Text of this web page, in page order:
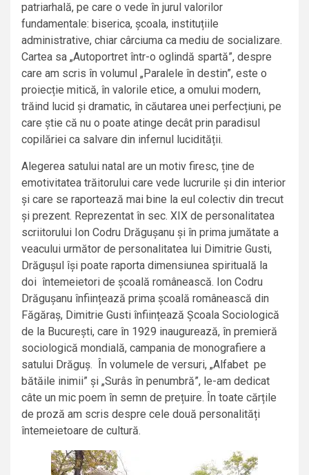
patriarhală, pe care o vede în jurul valorilor
fundamentale: biserica, școala, instituțiile
administrative, chiar cârciuma ca mediu de socializare.
Cartea sa „Autoportret într-o oglindă spartă”, despre
care am scris în volumul „Paralele în destin”, este o
proiecție mitică, în valorile etice, a omului modern,
trăind lucid și dramatic, în căutarea unei perfecțiuni, pe
care știe că nu o poate atinge decât prin paradisul
copilăriei ca salvare din infernul lucidității.
Alegerea satului natal are un motiv firesc, ține de
emotivitatea trăitorului care vede lucrurile și din interior
și care se raportează mai bine la eul colectiv din trecut
și prezent. Reprezentat în sec. XIX de personalitatea
scriitorului Ion Codru Drăgușanu și în prima jumătate a
veacului următor de personalitatea lui Dimitrie Gusti,
Drăgușul își poate raporta dimensiunea spirituală la
doi întemeietori de școală românească. Ion Codru
Drăgușanu înființează prima școală românească din
Făgăraș, Dimitrie Gusti înființează Școala Sociologică
de la București, care în 1929 inaugurează, în premieră
sociologică mondială, campania de monografiere a
satului Drăguș. În volumele de versuri, „Alfabet pe
bătăile inimii” și „Surâs în penumbră”, le-am dedicat
câte un mic poem în semn de prețuire. În toate cărțile
de proză am scris despre cele două personalități
întemeietoare de cultură.